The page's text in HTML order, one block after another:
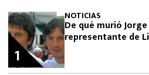
NOTICIAS
De qué murió
representante de
1